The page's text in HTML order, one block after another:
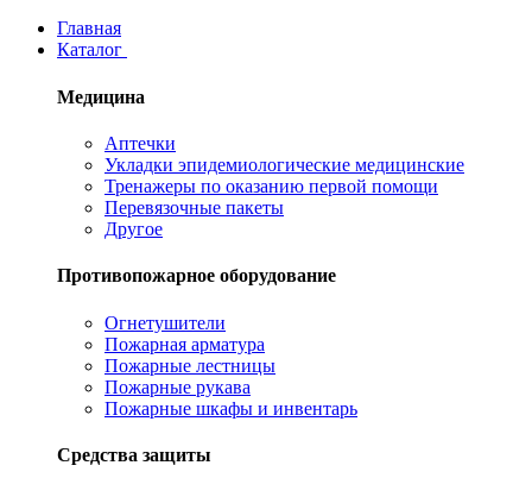
Главная
Каталог
Медицина
Аптечки
Укладки эпидемиологические медицинские
Тренажеры по оказанию первой помощи
Перевязочные пакеты
Другое
Противопожарное оборудование
Огнетушители
Пожарная арматура
Пожарные лестницы
Пожарные рукава
Пожарные шкафы и инвентарь
Средства защиты